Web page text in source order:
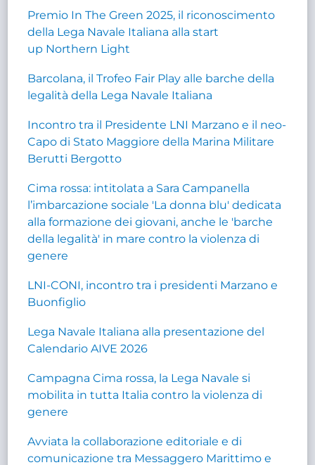
Premio In The Green 2025, il riconoscimento
della Lega Navale Italiana alla start
up Northern Light
Barcolana, il Trofeo Fair Play alle barche della
legalità della Lega Navale Italiana
Incontro tra il Presidente LNI Marzano e il neo-
Capo di Stato Maggiore della Marina Militare
Berutti Bergotto
Cima rossa: intitolata a Sara Campanella
l’imbarcazione sociale 'La donna blu' dedicata
alla formazione dei giovani, anche le 'barche
della legalità' in mare contro la violenza di
genere
LNI-CONI, incontro tra i presidenti Marzano e
Buonfiglio
Lega Navale Italiana alla presentazione del
Calendario AIVE 2026
Campagna Cima rossa, la Lega Navale si
mobilita in tutta Italia contro la violenza di
genere
Avviata la collaborazione editoriale e di
comunicazione tra Messaggero Marittimo e